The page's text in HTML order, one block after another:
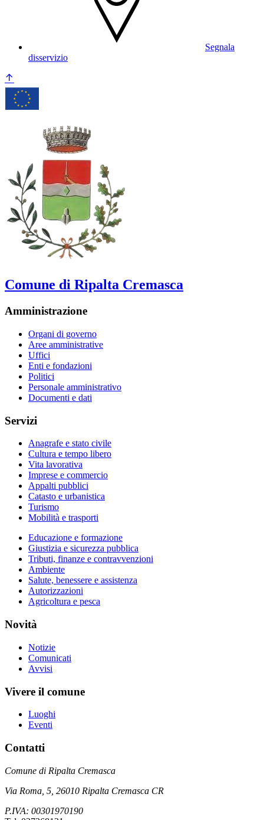
Segnala
disservizio
Comune di Ripalta Cremasca
Amministrazione
Organi di governo
Aree amministrative
Uffici
Enti e fondazioni
Politici
Personale amministrativo
Documenti e dati
Servizi
Anagrafe e stato civile
Cultura e tempo libero
Vita lavorativa
Imprese e commercio
Appalti pubblici
Catasto e urbanistica
Turismo
Mobilità e trasporti
Educazione e formazione
Giustizia e sicurezza pubblica
Tributi, finanze e contravvenzioni
Ambiente
Salute, benessere e assistenza
Autorizzazioni
Agricoltura e pesca
Novità
Notizie
Comunicati
Avvisi
Vivere il comune
Luoghi
Eventi
Contatti
Comune di Ripalta Cremasca
Via Roma, 5, 26010 Ripalta Cremasca CR
P.IVA: 00301970190